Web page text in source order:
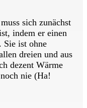
sich zunächst
indem er einen
ist ohne
dreien und aus
dezent Wärme
nie (Ha!